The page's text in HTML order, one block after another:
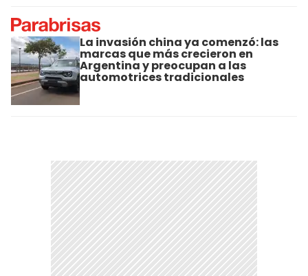
La invasión china ya comenzó: las
marcas que más crecieron en
Argentina y preocupan a las
automotrices tradicionales